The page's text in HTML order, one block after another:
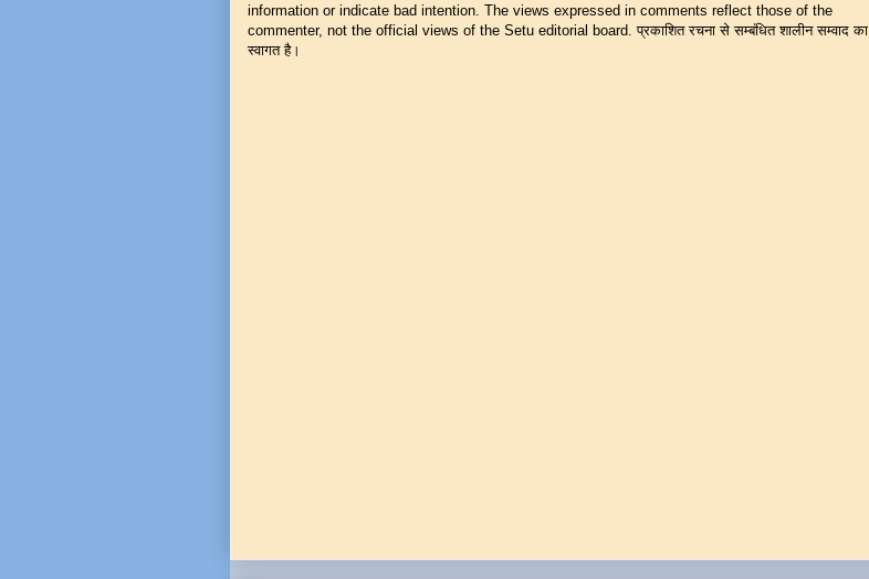
information or indicate bad intention. The views expressed in comments reflect those of the
commenter, not the official views of the Setu editorial board. प्रकाशित रचना से सम्बंधित शालीन सम्वाद का
स्वागत है।